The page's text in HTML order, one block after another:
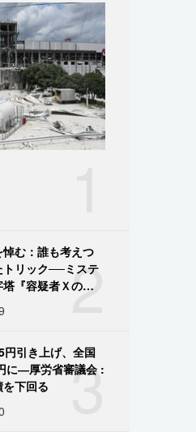
2
む：誰も考えつ
トリック──ミステ
塔『容疑者Ｘの献
3
円引き上げ、全国
に―厚労省審議会 :
下回る